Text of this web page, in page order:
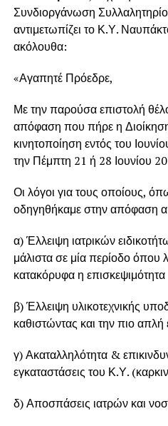
Συνδιοργάνωση
αντιμετωπίζει το Κ.Υ.
ακόλουθα:
«Αγαπητέ Πρόεδρε,
Με την παρούσα επιστολή
απόφαση που πήρε η
κινητοποίηση εντός του
την Πέμπτη 21 ή 28 Ιουνίου
Οι λόγοι για τους οποίους,
οδηγηθήκαμε στην απόφαση
α) Έλλειψη ιατρικών
μάλιστα σε μία περίοδο όπου
κατακόρυφα η επισκεψιμότητα
β) Έλλειψη υλικοτεχνικής
καθιστώντας και την πιο
γ) Ακαταλληλότητα &
εγκαταστάσεις του Κ.Υ.
δ) Αποσπάσεις ιατρών και